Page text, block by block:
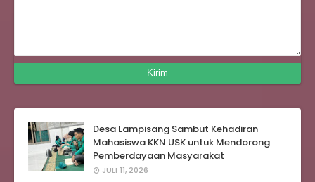
Desa Lampisang Sambut Kehadiran
Mahasiswa KKN USK untuk Mendorong
Pemberdayaan Masyarakat
JULI 11, 2026